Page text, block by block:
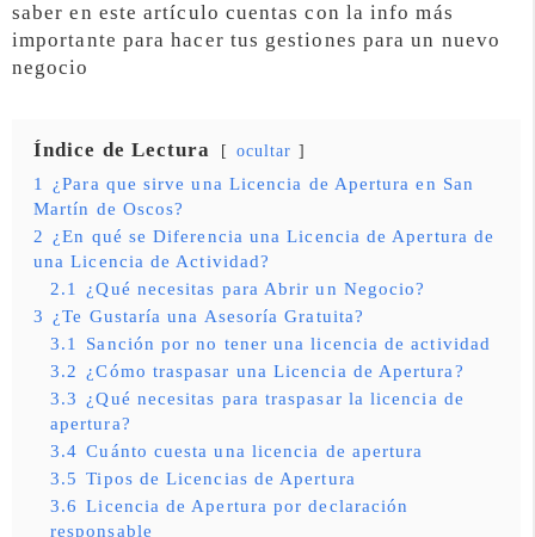
saber en este artículo cuentas con la info más
importante para hacer tus gestiones para un nuevo
negocio
Índice de Lectura ocultar
1
¿Para que sirve una Licencia de Apertura en San
Martín de Oscos?
2 ¿En qué se Diferencia una Licencia de Apertura de
una Licencia de Actividad?
2.1
¿Qué necesitas para Abrir un Negocio?
3 ¿Te Gustaría una Asesoría Gratuita?
3.1
Sanción por no tener una licencia de actividad
3.2 ¿Cómo traspasar una Licencia de Apertura?
3.3 ¿Qué necesitas para traspasar la licencia de
apertura?
3.4 Cuánto cuesta una licencia de apertura
3.5 Tipos de Licencias de Apertura
3.6 Licencia de Apertura por declaración
responsable